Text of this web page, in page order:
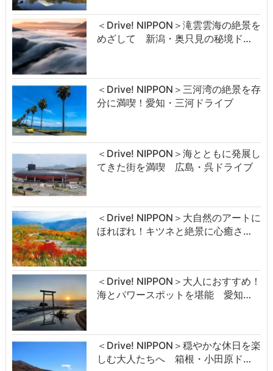
＜Drive! NIPPON＞滝雲雲海の絶景を
めざして 新潟・奥只見の秘境ド…
＜Drive! NIPPON＞三河湾の絶景を存
分に満喫！愛知・三河ドライブ
＜Drive! NIPPON＞海とともに発展し
てきた街を満喫 広島・呉ドライブ
＜Drive! NIPPON＞大自然のアートに
ほれぼれ！キツネと絶景に心癒さ…
＜Drive! NIPPON＞大人におすすめ！
海とパワースポットを堪能 愛知…
＜Drive! NIPPON＞穏やかな休日を楽
しむ大人たちへ 箱根・小田原ド…